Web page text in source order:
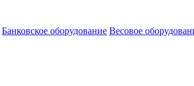
Банковское оборудование Весовое